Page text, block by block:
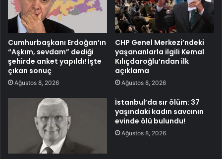
Cumhurbaşkanı Erdoğan’ın
“Aşkım, sevdam” dediği
şehirde anket yapıldı! İşte
çıkan sonuç
Ağustos 8, 2026
CHP Genel Merkezi’ndeki
yaşananlarla ilgili Kemal
Kılıçdaroğlu’ndan ilk
açıklama
Ağustos 8, 2026
İstanbul’da sır ölüm: 37
yaşındaki kadın savcının
evinde ölü bulundu!
Ağustos 8, 2026